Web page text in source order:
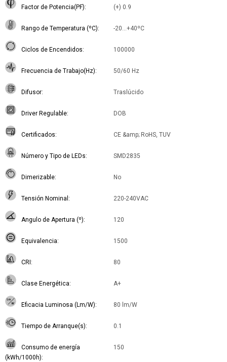
Factor de Potencia(PF) (+) 0.9
Rango de Temperatura (ºC) -20...+40ºC
Ciclos de Encendidos 100000
Frecuencia de Trabajo(Hz) 50/60 Hz
Difusor Traslúcido
Driver Regulable DOB
Certificados CE &amp; RoHS, TUV
Número y Tipo de LEDs SMD2835
Dimerizable No
Tensión Nominal 220-240VAC
Angulo de Apertura (º) 120
Equivalencia 1500
CRI 80
Clase Energética A+
Eficacia Luminosa (Lm/W) 80 lm/W
Tiempo de Arranque(s) 0.1
Consumo de energía
(kWh/1000h)
150